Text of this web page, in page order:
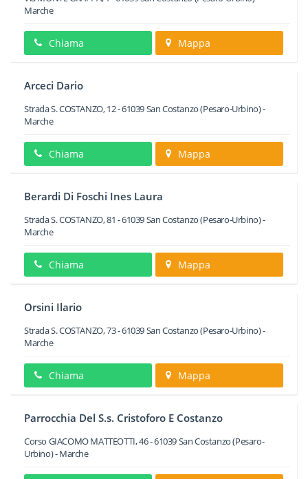
Marche
Chiama Mappa
Arceci Dario
Strada S. COSTANZO, 12-61039San Costanzo(Pesaro-Urbino) -
Marche
Chiama Mappa
Berardi Di Foschi Ines Laura
Strada S. COSTANZO, 81 -61039San Costanzo(Pesaro-Urbino) -
Marche
Chiama Mappa
Orsini Ilario
Strada S. COSTANZO, 73-61039San Costanzo(Pesaro-Urbino) -
Marche
Chiama Mappa
Parrocchia Del S.s. Cristoforo E Costanzo
Corso GIACOMO MATTEOTTI, 46-61039San Costanzo(Pesaro-
Urbino) -Marche